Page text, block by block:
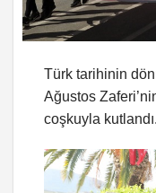
Türk tarihinin
Ağustos
coşkuyla kutlandı.